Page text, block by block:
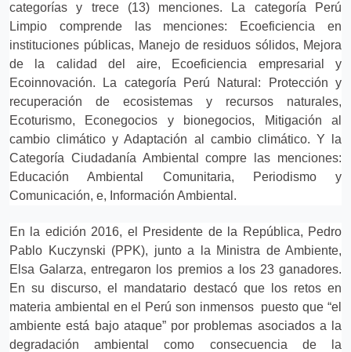
categorías y trece (13) menciones. La categoría Perú
Limpio comprende las menciones: Ecoeficiencia en
instituciones públicas, Manejo de residuos sólidos, Mejora
de la calidad del aire, Ecoeficiencia empresarial y
Ecoinnovación. La categoría Perú Natural: Protección y
recuperación de ecosistemas y recursos naturales,
Ecoturismo, Econegocios y bionegocios, Mitigación al
cambio climático y Adaptación al cambio climático. Y la
Categoría Ciudadanía Ambiental compre las menciones:
Educación Ambiental Comunitaria, Periodismo y
Comunicación, e, Información Ambiental.
En la edición 2016, el Presidente de la República, Pedro
Pablo Kuczynski (PPK), junto a la Ministra de Ambiente,
Elsa Galarza, entregaron los premios a los 23 ganadores.
En su discurso, el mandatario destacó que los retos en
materia ambiental en el Perú son inmensos puesto que “el
ambiente está bajo ataque” por problemas asociados a la
degradación ambiental como consecuencia de la